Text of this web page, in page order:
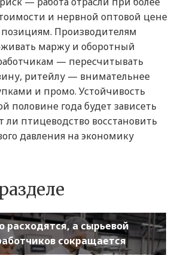
и нервной оптовой цене
Производителям
маржу и оборотный
— пересчитывать
ритейлу — внимательнее
и промо. Устойчивость
половине года будет зависеть
ли птицеводство восстановить
давления на экономику
расходятся, а сырьевой
сокращается